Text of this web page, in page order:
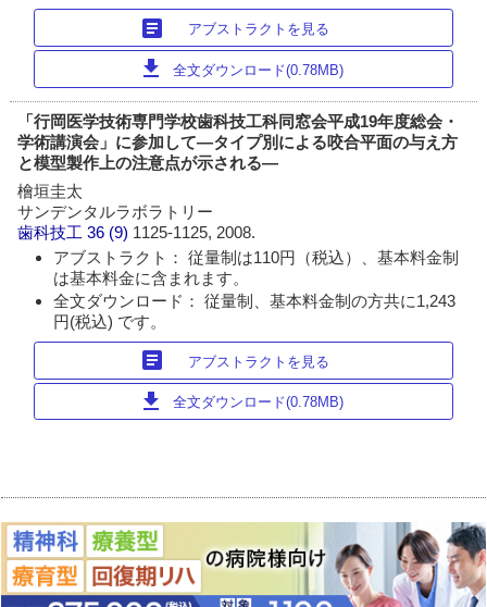
article アブストラクトを見る
download 全文ダウンロード(0.78MB)
「行岡医学技術専門学校歯科技工科同窓会平成19年度総会・
学術講演会」に参加して―タイプ別による咬合平面の与え方
と模型製作上の注意点が示される―
檜垣圭太
サンデンタルラボラトリー
歯科技工 36 (9) 1125-1125, 2008.
アブストラクト： 従量制は110円（税込）、基本料金制
は基本料金に含まれます。
全文ダウンロード： 従量制、基本料金制の方共に1,243
円(税込) です。
article アブストラクトを見る
download 全文ダウンロード(0.78MB)